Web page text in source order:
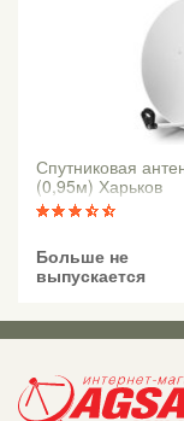
Спутниковая
(0,95м) Харьков
Больше не
выпускается